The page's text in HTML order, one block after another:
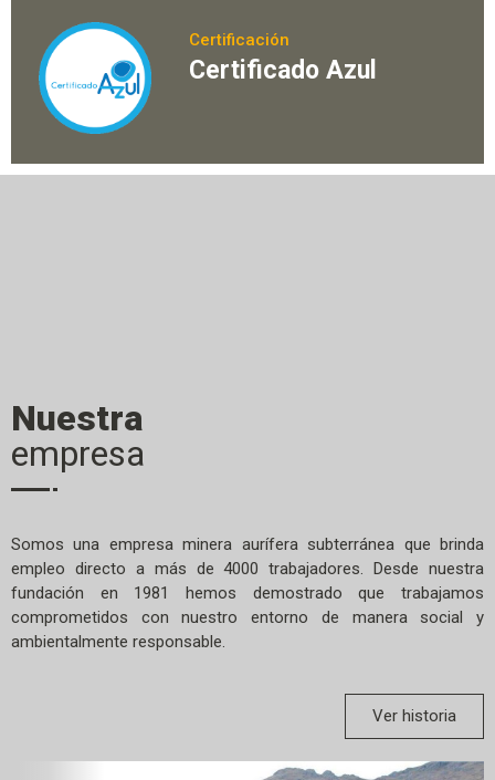
Certificación
Certificado Azul
Nuestra
empresa
Somos una empresa minera aurífera subterránea que brinda
empleo directo a más de 4000 trabajadores. Desde nuestra
fundación en 1981 hemos demostrado que trabajamos
comprometidos con nuestro entorno de manera social y
ambientalmente responsable.
Ver historia